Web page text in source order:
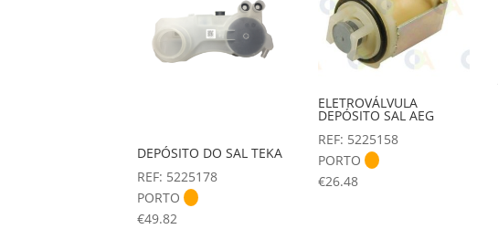
DEPÓSITO DO SAL TEKA
REF: 5225178
PORTO
€49.82
ELETROVÁLVULA
DEPÓSITO SAL AEG
REF: 5225158
PORTO
€26.48